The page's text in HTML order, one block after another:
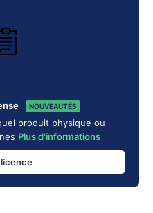
NOUVEAUTÉS
produit physique ou
Plus d'informations